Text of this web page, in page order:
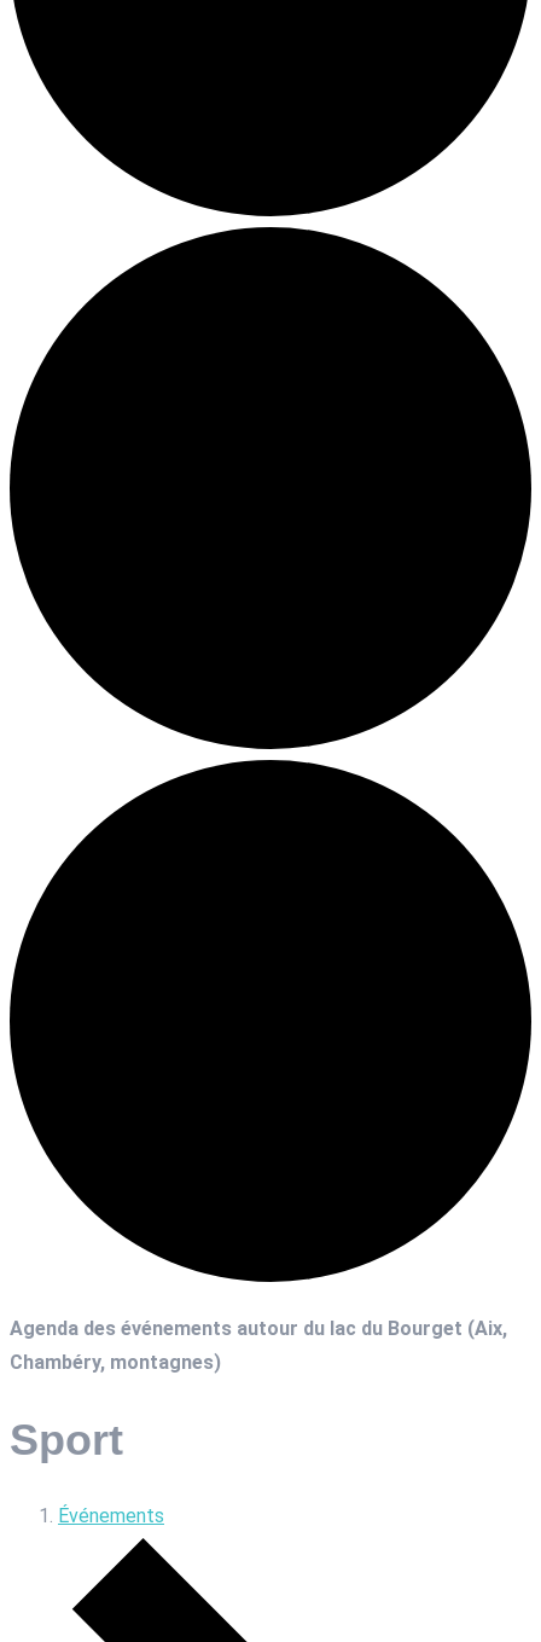
Agenda des événements autour du lac du Bourget (Aix,
Chambéry, montagnes)
Sport
Événements